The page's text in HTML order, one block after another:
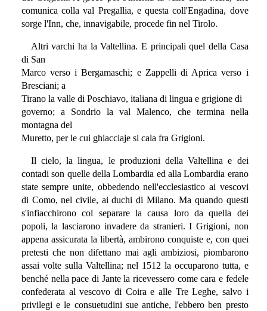
comunica colla val Pregallia, e questa coll'Engadina, dove
sorge l'Inn, che, innavigabile, procede fin nel Tirolo.
Altri varchi ha la Valtellina. E principali quel della Casa
di San
Marco verso i Bergamaschi; e Zappelli di Aprica verso i
Bresciani; a
Tirano la valle di Poschiavo, italiana di lingua e grigione di
governo; a Sondrio la val Malenco, che termina nella
montagna del
Muretto, per le cui ghiacciaje si cala fra Grigioni.
Il cielo, la lingua, le produzioni della Valtellina e dei
contadi son quelle della Lombardia ed alla Lombardia erano
state sempre unite, obbedendo nell'ecclesiastico ai vescovi
di Como, nel civile, ai duchi di Milano. Ma quando questi
s'infiacchirono col separare la causa loro da quella dei
popoli, la lasciarono invadere da stranieri. I Grigioni, non
appena assicurata la libertà, ambirono conquiste e, con quei
pretesti che non difettano mai agli ambiziosi, piombarono
assai volte sulla Valtellina; nel 1512 la occuparono tutta, e
benché nella pace di Jante la ricevessero come cara e fedele
confederata al vescovo di Coira e alle Tre Leghe, salvo i
privilegi e le consuetudini sue antiche, l'ebbero ben presto